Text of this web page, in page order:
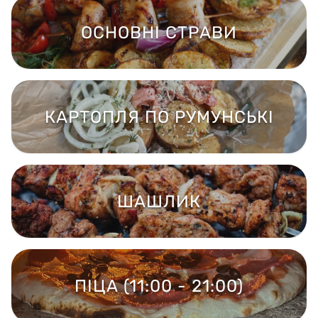
ОСНОВНІ СТРАВИ
КАРТОПЛЯ ПО РУМУНСЬКІ
ШАШЛИК
ПІЦА (11:00 - 21:00)